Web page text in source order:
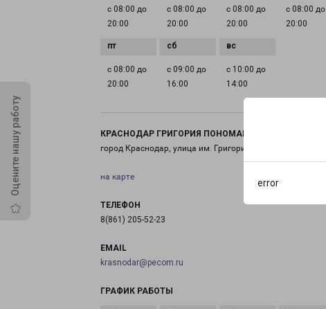
error
Оцените нашу работу
с 08:00 до
20:00
с 08:00 до
20:00
с 08:00 до
20:00
с 08:00 до
20:00
с 08:00 до
20:00
с 09:00 до
16:00
с 10:00 до
14:00
КРАСНОДАР ГРИГОРИЯ ПОНОМАРЕНКО 45
город Краснодар, улица им. Григория Пономаренко, 45
на карте
ТЕЛЕФОН
8(861) 205-52-23
EMAIL
krasnodar@pecom.ru
ГРАФИК РАБОТЫ